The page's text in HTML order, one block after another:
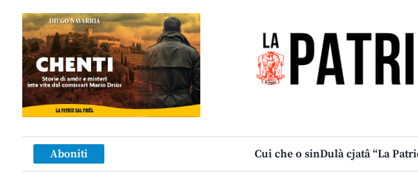
Aboniti Cui che o sinDulà cjatâ “La